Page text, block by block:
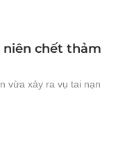
niên chết thảm
vừa xảy ra vụ tai nạn